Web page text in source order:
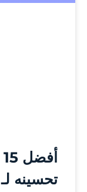
تحسينه لـ